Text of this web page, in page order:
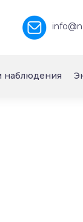
наблюдения